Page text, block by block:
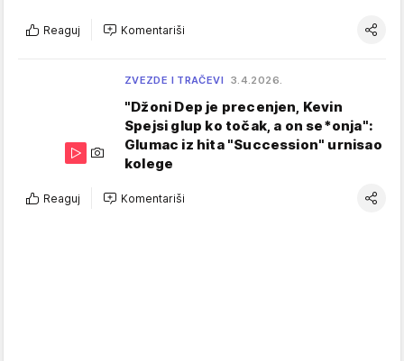
Reaguj Komentariši
ZVEZDE I TRAČEVI 3.4.2026.
"Džoni Dep je precenjen, Kevin
Spejsi glup ko točak, a on se*onja":
Glumac iz hita "Succession" urnisao
kolege
Reaguj Komentariši